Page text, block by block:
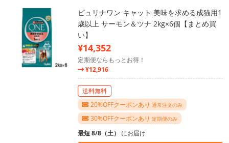
ピュリナワン キャット 美味を求める成猫用1
歳以上 サーモン＆ツナ 2kg×6個【まとめ買
い】
¥14,352
定期便ならもっとお得！
¥12,916
送料無料
20%OFFクーポンあり 通常注文のみ
30%OFFクーポンあり 定期便のみ
最短 8/8（土） にお届け